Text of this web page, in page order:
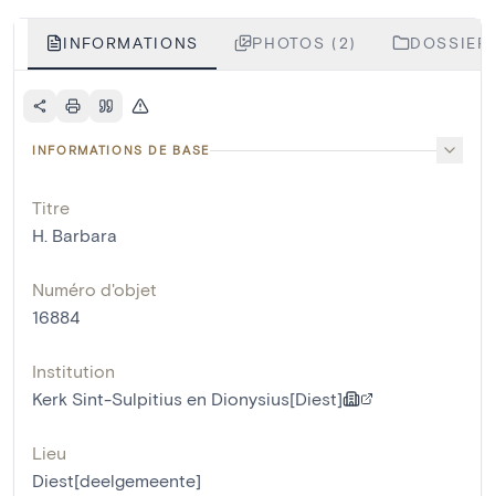
INFORMATIONS PHOTOS (2)
INFORMATIONS DE BASE
Titre
H. Barbara
Numéro d'objet
16884
Institution
Kerk Sint-Sulpitius en Dionysius[Diest]
Lieu
Diest[deelgemeente]